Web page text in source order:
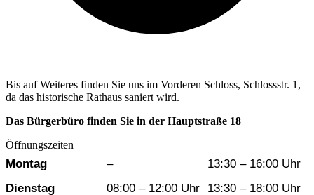
Bis auf Weiteres finden Sie uns im Vorderen Schloss, Schlossstr. 1,
da das historische Rathaus saniert wird.
Das Bürgerbüro finden Sie in der Hauptstraße 18
Öffnungszeiten
Wochentag Vormittag
Montag –
13:30 – 16:00 Uhr
Dienstag
08:00 – 12:00 Uhr 13:30 – 18:00 Uhr